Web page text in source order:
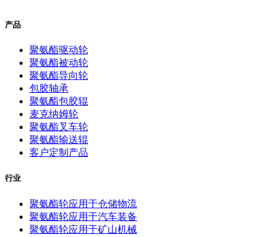
产品
聚氨酯驱动轮
聚氨酯被动轮
聚氨酯导向轮
包胶轴承
聚氨酯包胶辊
麦克纳姆轮
聚氨酯叉车轮
聚氨酯输送辊
客户定制产品
行业
聚氨酯轮应用于仓储物流
聚氨酯轮应用于汽车装备
聚氨酯轮应用于矿山机械